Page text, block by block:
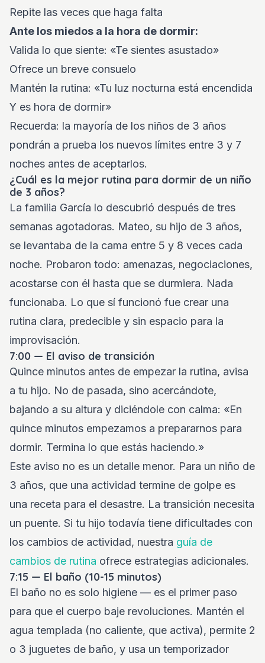
Repite las veces que haga falta
Ante los miedos a la hora de dormir:
Valida lo que siente: «Te sientes asustado»
Ofrece un breve consuelo
Mantén la rutina: «Tu luz nocturna está encendida
Y es hora de dormir»
Recuerda: la mayoría de los niños de 3 años
pondrán a prueba los nuevos límites entre 3 y 7
noches antes de aceptarlos.
¿Cuál es la mejor rutina para dormir de un niño
de 3 años?
La familia García lo descubrió después de tres
semanas agotadoras. Mateo, su hijo de 3 años,
se levantaba de la cama entre 5 y 8 veces cada
noche. Probaron todo: amenazas, negociaciones,
acostarse con él hasta que se durmiera. Nada
funcionaba. Lo que sí funcionó fue crear una
rutina clara, predecible y sin espacio para la
improvisación.
7:00 — El aviso de transición
Quince minutos antes de empezar la rutina, avisa
a tu hijo. No de pasada, sino acercándote,
bajando a su altura y diciéndole con calma: «En
quince minutos empezamos a prepararnos para
dormir. Termina lo que estás haciendo.»
Este aviso no es un detalle menor. Para un niño de
3 años, que una actividad termine de golpe es
una receta para el desastre. La transición necesita
un puente. Si tu hijo todavía tiene dificultades con
los cambios de actividad, nuestra guía de
cambios de rutina ofrece estrategias adicionales.
7:15 — El baño (10-15 minutos)
El baño no es solo higiene — es el primer paso
para que el cuerpo baje revoluciones. Mantén el
agua templada (no caliente, que activa), permite 2
o 3 juguetes de baño, y usa un temporizador